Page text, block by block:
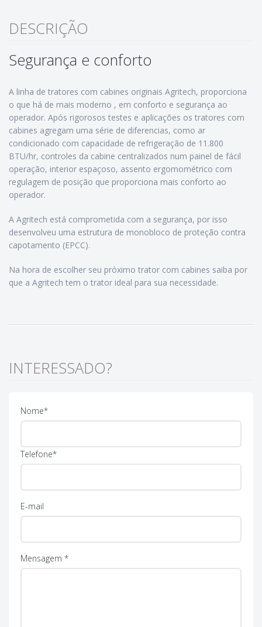
DESCRIÇÃO
Segurança e conforto
A linha de tratores com cabines originais Agritech, proporciona
o que há de mais moderno , em conforto e segurança ao
operador. Após rigorosos testes e aplicações os tratores com
cabines agregam uma série de diferencias, como ar
condicionado com capacidade de refrigeração de 11.800
BTU/hr, controles da cabine centralizados num painel de fácil
operação, interior espaçoso, assento ergomométrico com
regulagem de posição que proporciona mais conforto ao
operador.
A Agritech está comprometida com a segurança, por isso
desenvolveu uma estrutura de monobloco de proteção contra
capotamento (EPCC).
Na hora de escolher seu próximo trator com cabines saiba por
que a Agritech tem o trator ideal para sua necessidade.
INTERESSADO?
Nome*
Telefone*
E-mail
Mensagem *